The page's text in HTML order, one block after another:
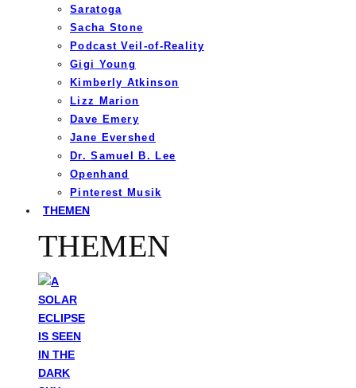
Saratoga
Sacha Stone
Podcast Veil-of-Reality
Gigi Young
Kimberly Atkinson
Lizz Marion
Dave Emery
Jane Evershed
Dr. Samuel B. Lee
Openhand
Pinterest Musik
THEMEN
THEMEN